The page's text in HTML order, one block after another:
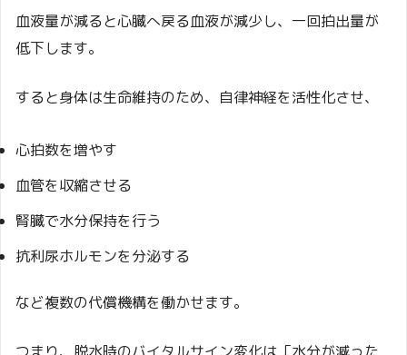
血液量が減ると心臓へ戻る血液が減少し、一回拍出量が
低下します。
すると身体は生命維持のため、自律神経を活性化させ、
心拍数を増やす
血管を収縮させる
腎臓で水分保持を行う
抗利尿ホルモンを分泌する
など複数の代償機構を働かせます。